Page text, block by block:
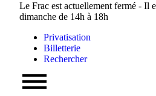
Le Frac est actuellement fermé - Il
dimanche de 14h à 18h
Privatisation
Billetterie
Rechercher